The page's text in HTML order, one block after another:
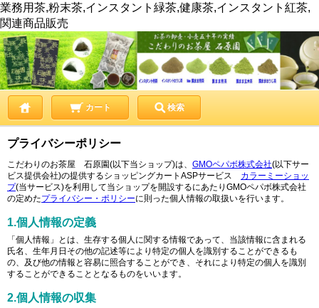
業務用茶,粉末茶,インスタント緑茶,健康茶,インスタント紅茶,
関連商品販売
カート 検索
プライバシーポリシー
こだわりのお茶屋 石原園(以下当ショップ)は、 GMOペパボ株式会社(以下サー
ビス提供会社)の提供するショッピングカートASPサービス カラーミーショッ
プ(当サービス)を利用して当ショップを開設するにあたりGMOペパボ株式会社
の定めたプライバシー・ポリシーに則った個人情報の取扱いを行います。
1.個人情報の定義
「個人情報」とは、生存する個人に関する情報であって、当該情報に含まれる
氏名、生年月日その他の記述等により特定の個人を識別することができるも
の、及び他の情報と容易に照合することができ、それにより特定の個人を識別
することができることとなるものをいいます。
2.個人情報の収集